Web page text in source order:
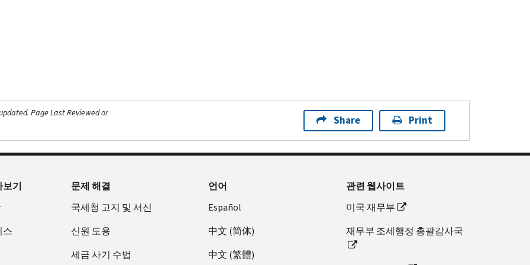
Page Last Reviewed or
Share Print
보기
스
문제 해결
국세청 고지 및 서신
신원 도용
세금 사기 수법
언어
Español
中文 (简体)
中文 (繁體)
관련 웹사이트
미국 재무부
재무부 조세행정 총괄감사국